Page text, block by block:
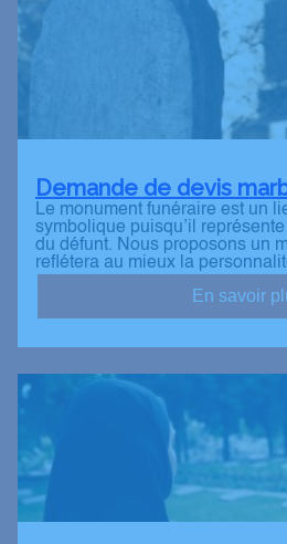
Demande de devis
Le monument funéraire est un
symbolique puisqu’il
du défunt. Nous proposons un
reflétera au mieux la
En savoir